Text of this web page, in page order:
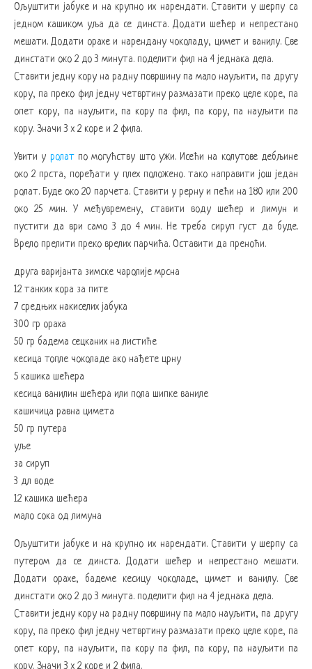
Ољуштити јабуке и на крупно их нарендати. Ставити у шерпу са
једном кашиком уља да се динста. Додати шећер и непрестано
мешати. Додати орахе и нарендану чоколаду, цимет и ванилу. Све
динстати око 2 до 3 минута. поделити фил на 4 једнака дела.
Ставити једну кору на радну површину па мало науљити, па другу
кору, па преко фил једну четвртину размазати преко целе коре, па
опет кору, па науљити, па кору па фил, па кору, па науљити па
кору. Значи 3 х 2 коре и 2 фила.
Увити у ролатпо могућству што ужи. Исећи на колутове дебљине
око 2 прста, поређати у плех положено. тако направити још један
ролат. Буде око 20 парчета. Ставити у рерну и пећи на 180 или 200
око 25 мин. У међувремену, ставити воду шећер и лимун и
пустити да ври само 3 до 4 мин. Не треба сируп густ да буде.
Врело прелити преко врелих парчића. Оставити да преноћи.
друга варијанта зимске чаролије мрсна
12 танких кора за пите
7 средњих накиселих јабука
300 гр ораха
50 гр бадема сецканих на листиће
кесица топле чоколаде ако нађете црну
5 кашика шећера
кесица ванилин шећера или пола шипке ваниле
кашичица равна цимета
50 гр путера
уље
за сируп
3 дл воде
12 кашика шећера
мало сока од лимуна
Ољуштити јабуке и на крупно их нарендати. Ставити у шерпу са
путером да се динста. Додати шећер и непрестано мешати.
Додати орахе, бадеме кесицу чоколаде, цимет и ванилу. Све
динстати око 2 до 3 минута. поделити фил на 4 једнака дела.
Ставити једну кору на радну површину па мало науљити, па другу
кору, па преко фил једну четвртину размазати преко целе коре, па
опет кору, па науљити, па кору па фил, па кору, па науљити па
кору. Значи 3 х 2 коре и 2 фила.